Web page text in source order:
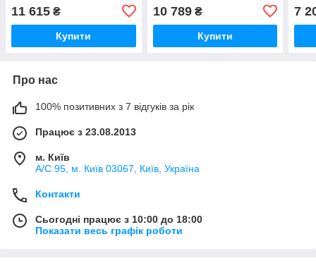
11 615 ₴
Купити
10 789₴
Купити
7
Про нас
100% позитивних з 7 відгуків за рік
Працює з 23.08.2013
м. Київ
А/С 95, м. Київ 03067, Київ, Україна
Контакти
Сьогодні працює з 10:00 до 18:00
Показати весь графік роботи